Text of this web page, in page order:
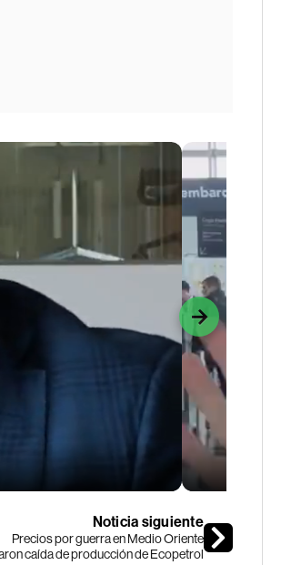
Noticia siguiente
Precios por guerra en Medio Oriente
caída de producción de Ecopetrol